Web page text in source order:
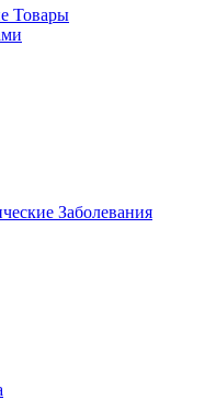
Товары
Заболевания